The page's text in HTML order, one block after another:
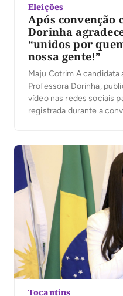
Eleições
Após convenção
Dorinha
“unidos por
nossa gente!”
Maju Cotrim A candidata
Professora Dorinha,
vídeo nas redes sociais
registrada durante a
destacou a presença
apoiadores que
Tocantins